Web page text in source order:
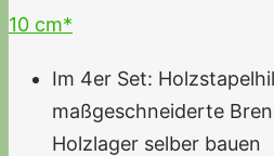
10 cm*
Im 4er Set:
maßgeschneiderte
Holzlager selber bauen